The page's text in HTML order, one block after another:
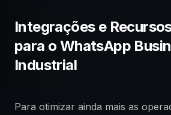
Integrações e
para o WhatsApp
Industrial
Para otimizar ainda mais as